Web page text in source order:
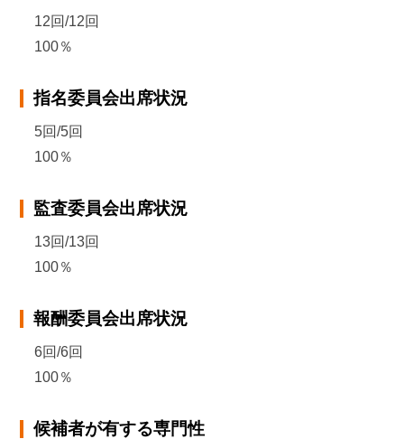
12回/12回
100％
指名委員会出席状況
5回/5回
100％
監査委員会出席状況
13回/13回
100％
報酬委員会出席状況
6回/6回
100％
候補者が有する専門性